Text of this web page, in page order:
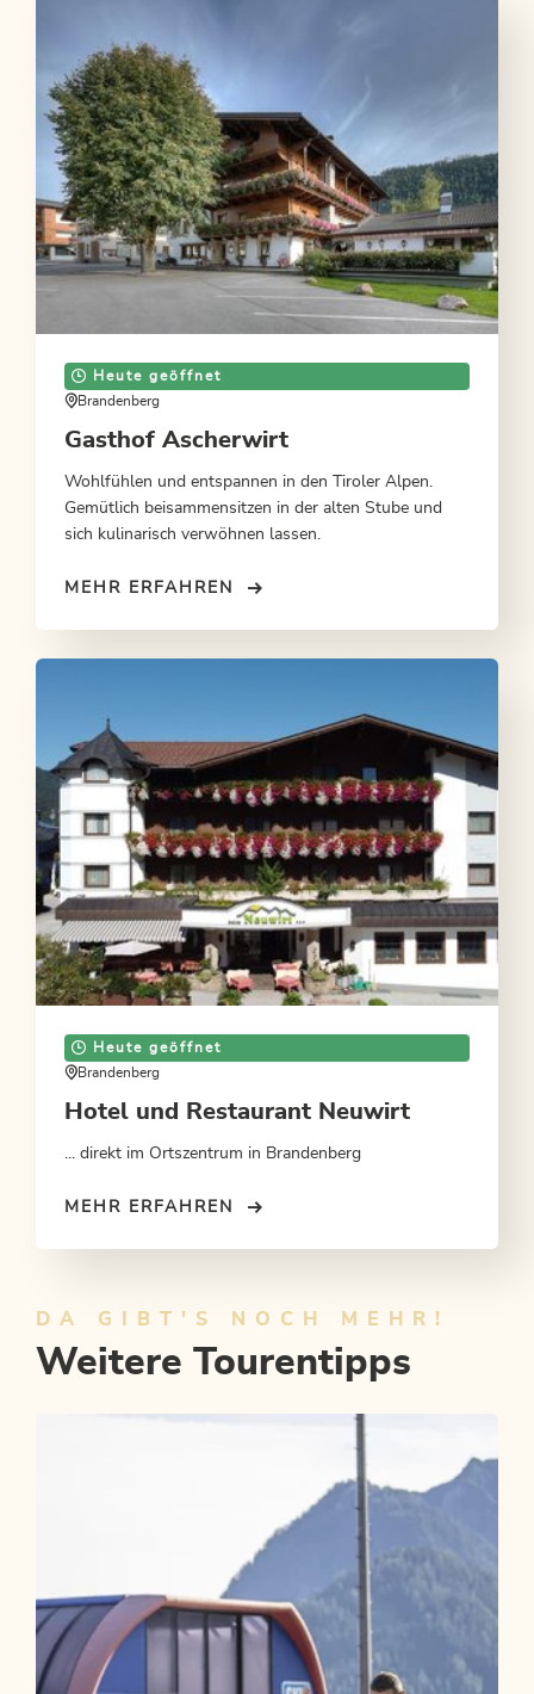
Heute geöffnet
Brandenberg
Gasthof Ascherwirt
Wohlfühlen und entspannen in den Tiroler Alpen.
Gemütlich beisammensitzen in der alten Stube und
sich kulinarisch verwöhnen lassen.
MEHR ERFAHREN
Heute geöffnet
Brandenberg
Hotel und Restaurant Neuwirt
... direkt im Ortszentrum in Brandenberg
MEHR ERFAHREN
DA GIBT'S NOCH MEHR!
Weitere Tourentipps